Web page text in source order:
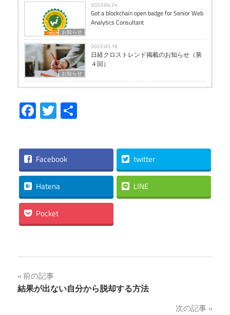
お知らせ
2023.04.24
Got a blockchain open badge for Senior Web
Analytics Consultant
お知らせ
2022.05.18
日経クロストレンド掲載のお知らせ（第
４回）
Facebook
Twitter
Facebook twitter
Hatena LINE
Pocket
投
稿
前の記事
結果が出ない自分から脱却する方法
次の記事